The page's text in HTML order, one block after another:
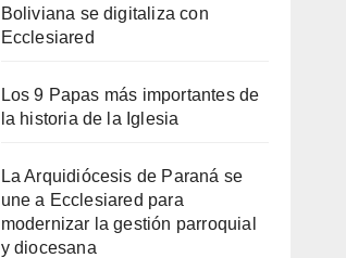
Boliviana se digitaliza con
Ecclesiared
Los 9 Papas más importantes de
la historia de la Iglesia
La Arquidiócesis de Paraná se
une a Ecclesiared para
modernizar la gestión parroquial
y diocesana